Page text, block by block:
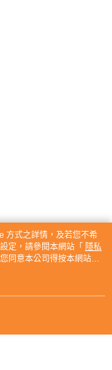
方式之詳情，及若您不希
定，請參閱本網站「 隱私
同意本公司得按本網站使